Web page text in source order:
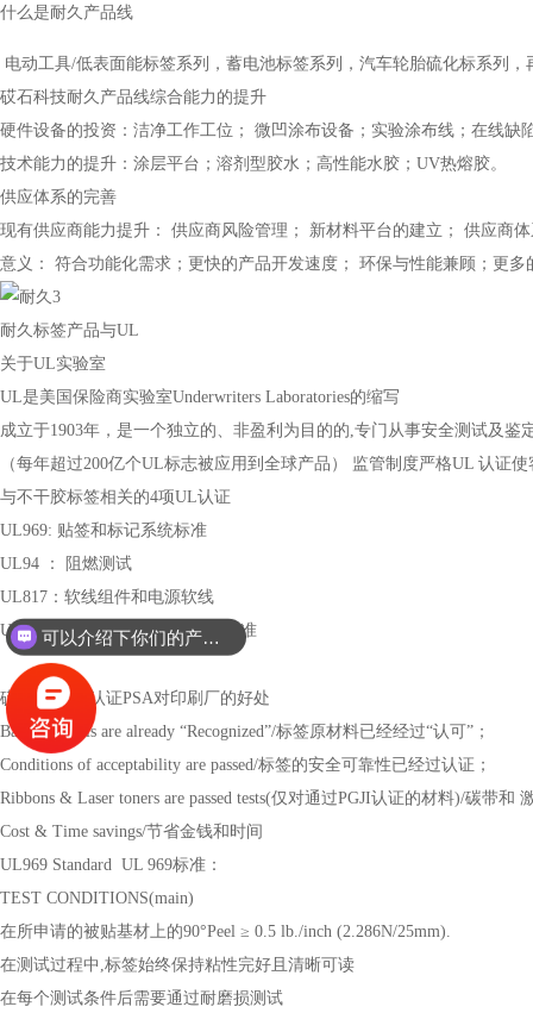
什么是耐久产品线
电动工具/低表面能标签系列，蓄电池标签系列，汽车轮胎硫化标系列，
砹石科技耐久产品线综合能力的提升
硬件设备的投资：洁净工作工位； 微凹涂布设备；实验涂布线；在线缺
技术能力的提升：涂层平台；溶剂型胶水；高性能水胶；UV热熔胶。
供应体系的完善
现有供应商能力提升： 供应商风险管理； 新材料平台的建立； 供应商
意义： 符合功能化需求；更快的产品开发速度； 环保与性能兼顾；更
耐久标签产品与UL
关于UL实验室
UL是美国保险商实验室Underwriters Laboratories的缩写
成立于1903年，是一个独立的、非盈利为目的的,专门从事安全测试及
（每年超过200亿个UL标志被应用到全球产品） 监管制度严格UL 认证
与不干胶标签相关的4项UL认证
UL969: 贴签和标记系统标准
UL94 ： 阻燃测试
UL817：软线组件和电源软线
UL859: 家用个人电气修饰器材标准
砹石科技UL认证PSA对印刷厂的好处
Base materials are already “Recognized”/标签原材料已经经过“认可”；
Conditions of acceptability are passed/标签的安全可靠性已经过认证；
Ribbons & Laser toners are passed tests(仅对通过PGJI认证的材料)/碳带
Cost & Time savings/节省金钱和时间
UL969 Standard UL 969标准：
TEST CONDITIONS(main)
在所申请的被贴基材上的90°Peel ≥ 0.5 lb./inch (2.286N/25mm).
在测试过程中,标签始终保持粘性完好且清晰可读
在每个测试条件后需要通过耐磨损测试